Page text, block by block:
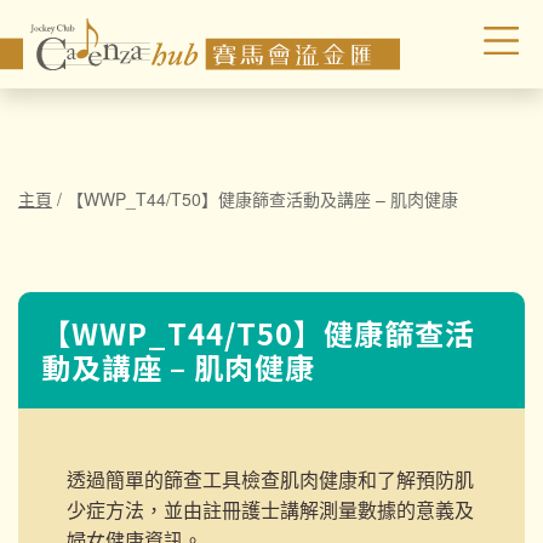
主頁 / 【WWP_T44/T50】健康篩查活動及講座 – 肌肉健康
【WWP_T44/T50】健康篩查活
動及講座 – 肌肉健康
透過簡單的篩查工具檢查肌肉健康和了解預防肌
少症方法，並由註冊護士講解測量數據的意義及